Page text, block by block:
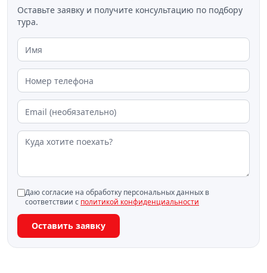
Оставьте заявку и получите консультацию по подбору
тура.
Даю согласие на обработку персональных данных в
соответствии с политикой конфиденциальности
Оставить заявку